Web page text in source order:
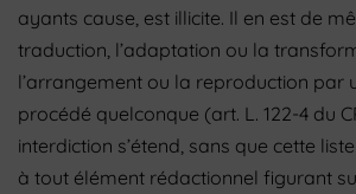
ayants cause, est illicite. Il en est de
traduction, l’adaptation ou la
l’arrangement ou la reproduction par
procédé quelconque (art. L. 122-4 du
interdiction s’étend, sans que cette
à tout élément rédactionnel figurant